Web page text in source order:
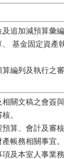
追加減預算彙
、
基金固定資產
編列及執行之審
關文稿之會簽與
。
算、會計及審核
帳務相關事宜。
及本室人事業務